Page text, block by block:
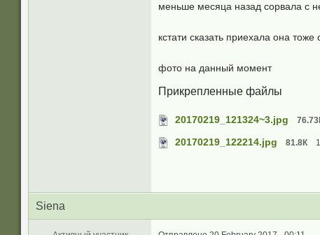
меньше месяца назад сорвала с
кстати сказать приехала она
фото на данный момент
Прикрепленные файлы
20170219_121324~3.jpg
20170219_122214.jpg 81.8К
Siena